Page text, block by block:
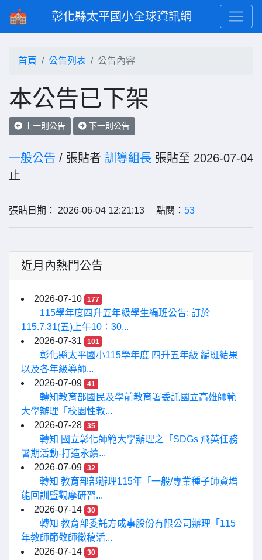
彰化縣太平國小全球資訊網
首頁 公告列表 公告內容
本公告已下架
上一則公告 下一則公告
一般公告 / 張貼者 訓導組長 張貼至 2026-07-04
止
張貼日期： 2026-06-04 12:21:13 點閱： 53
近月內熱門公告
2026-07-10 177
115學年度四升五年級學生編班公告: 訂於
115.7.31(五)上午10：30...
2026-07-31
101
彰化縣太平國小115學年度 四升五年級 編班結果
以及各年級導師...
2026-07-09
41
轉知教育部國民及學前教育署委託國立高雄師範
大學辦理「校園性教...
2026-07-28
35
轉知 國立彰化師範大學辦理之「SDGs 飛英任務
暑期活動-打造永續...
2026-07-09
32
轉知 教育部部辦理115年「一般/專業種子師資增
能回訓暨觀摩研習...
2026-07-14
30
轉知 教育部委託方成事股份有限公司辦理「115
年教師節敬師徵稿活...
2026-07-14
30